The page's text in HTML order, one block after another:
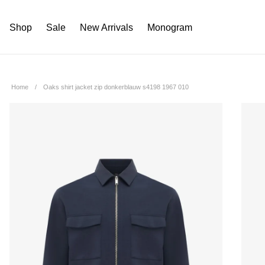
Shop Sale New Arrivals Monogram
Home Oaks shirt jacket zip donkerblauw s4198 1967 010